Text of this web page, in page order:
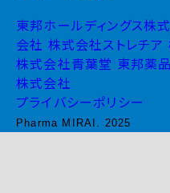
東邦ホールディングス株
会社 株式会社ストレチア
株式会社青葉堂 東邦薬
株式会社
プライバシーポリシー
Pharma MIRAI. 2025